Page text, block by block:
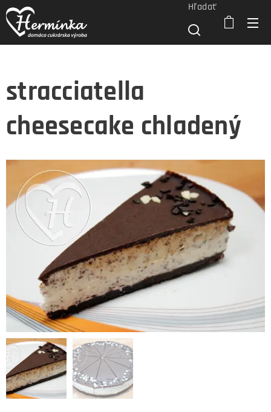
Hľadať
stracciatella
cheesecake chladený